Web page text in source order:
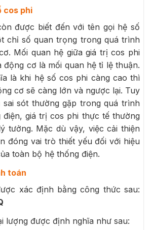
cos phi
được biết đến với tên gọi hệ số
chỉ số quan trọng trong quá trình
Mối quan hệ giữa giá trị cos phi
động cơ là mối quan hệ tỉ lệ thuận.
là khi hệ số cos phi càng cao thì
cơ sẽ càng lớn và ngược lại. Tuy
sai sót thường gặp trong quá trình
điện, giá trị cos phi thực tế thường
tưởng. Mặc dù vậy, việc cải thiện
đóng vai trò thiết yếu đối với hiệu
toàn bộ hệ thống điện.
toán
xác định bằng công thức sau:
lượng được định nghĩa như sau: